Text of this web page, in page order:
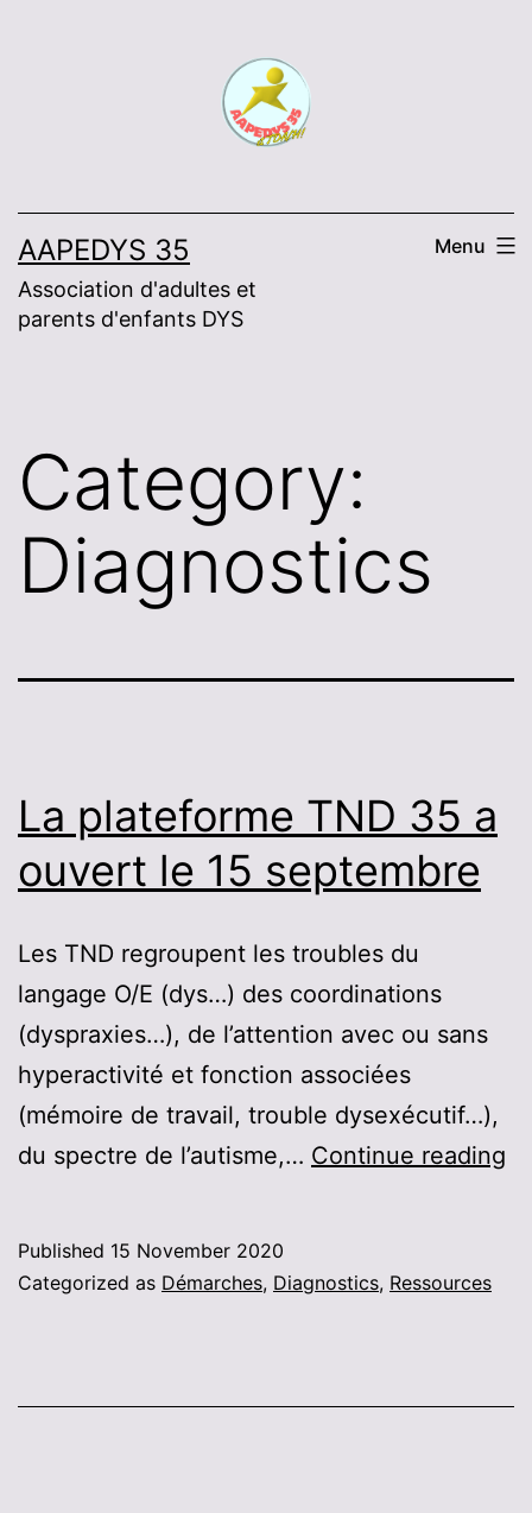
AAPEDYS 35
Association d'adultes et
parents d'enfants DYS
Menu
Category:
Diagnostics
La plateforme TND 35 a
ouvert le 15 septembre
Les TND regroupent les troubles du
langage O/E (dys…) des coordinations
(dyspraxies…), de l’attention avec ou sans
hyperactivité et fonction associées
(mémoire de travail, trouble dysexécutif…),
du spectre de l’autisme,… Continue reading
Published 15 November 2020
Categorized as Démarches, Diagnostics, Ressources